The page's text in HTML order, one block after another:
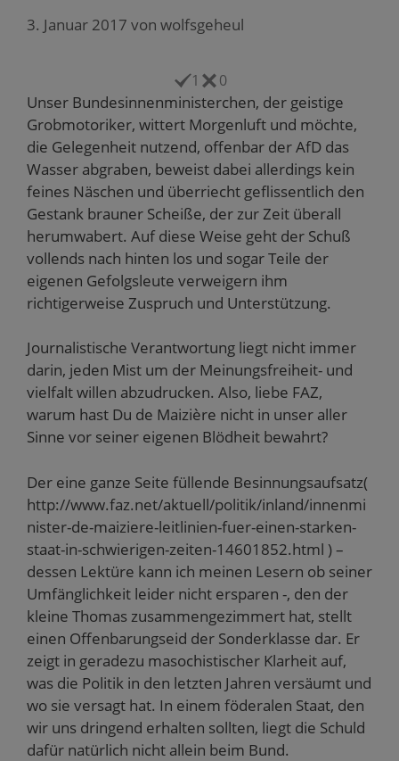
3. Januar 2017 von wolfsgeheul
1 0
Unser Bundesinnenministerchen, der geistige
Grobmotoriker, wittert Morgenluft und möchte,
die Gelegenheit nutzend, offenbar der AfD das
Wasser abgraben, beweist dabei allerdings kein
feines Näschen und überriecht geflissentlich den
Gestank brauner Scheiße, der zur Zeit überall
herumwabert. Auf diese Weise geht der Schuß
vollends nach hinten los und sogar Teile der
eigenen Gefolgsleute verweigern ihm
richtigerweise Zuspruch und Unterstützung.
Journalistische Verantwortung liegt nicht immer
darin, jeden Mist um der Meinungsfreiheit- und
vielfalt willen abzudrucken. Also, liebe FAZ,
warum hast Du de Maizière nicht in unser aller
Sinne vor seiner eigenen Blödheit bewahrt?
Der eine ganze Seite füllende Besinnungsaufsatz(
http://www.faz.net/aktuell/politik/inland/innenmi
nister-de-maiziere-leitlinien-fuer-einen-starken-
staat-in-schwierigen-zeiten-14601852.html ) –
dessen Lektüre kann ich meinen Lesern ob seiner
Umfänglichkeit leider nicht ersparen -, den der
kleine Thomas zusammengezimmert hat, stellt
einen Offenbarungseid der Sonderklasse dar. Er
zeigt in geradezu masochistischer Klarheit auf,
was die Politik in den letzten Jahren versäumt und
wo sie versagt hat. In einem föderalen Staat, den
wir uns dringend erhalten sollten, liegt die Schuld
dafür natürlich nicht allein beim Bund.